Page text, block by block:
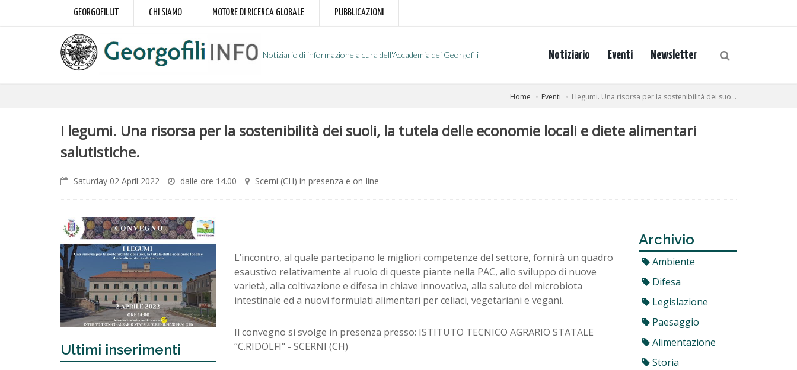
GEORGOFILI.IT CHI SIAMO MOTORE DI RICERCA GLOBALE PUBBLICAZIONI
Notiziario di informazione a cura dell'Accademia dei Georgofili Notiziario Eventi Newsletter
Home Eventi I legumi. Una risorsa per la sostenibilità dei suo...
I legumi. Una risorsa per la sostenibilità dei suoli, la tutela delle economie locali e diete alimentari
salutistiche.
Saturday 02 April 2022 dalle ore 14.00 Scerni (CH) in presenza e on-line
Ultimi inserimenti
L’incontro, al quale partecipano le migliori competenze del settore, fornirà un quadro
esaustivo relativamente al ruolo di queste piante nella PAC, allo sviluppo di nuove
varietà, alla coltivazione e difesa in chiave innovativa, alla salute del microbiota
intestinale ed a nuovi formulati alimentari per celiaci, vegetariani e vegani.
Il convegno si svolge in presenza presso: ISTITUTO TECNICO AGRARIO STATALE
“C.RIDOLFI" - SCERNI (CH)
Archivio
Ambiente
Difesa
Legislazione
Paesaggio
Alimentazione
Storia